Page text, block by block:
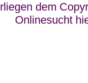
dem
Onlinesucht